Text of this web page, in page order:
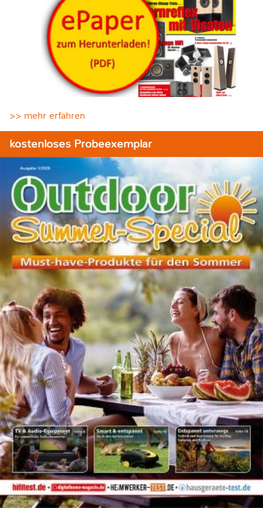
>> mehr erfahren
kostenloses Probeexemplar